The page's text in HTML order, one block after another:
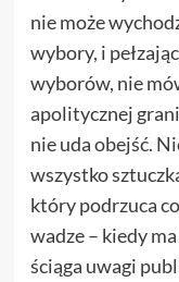
nie może
wybory, i
wyborów, nie
apolitycznej
nie uda obejść.
wszystko
który podrzuca
wadze – kiedy
ściąga uwagi